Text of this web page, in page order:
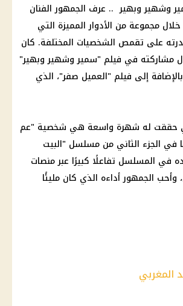
وشهير وبهير .. عرف الجمهور الفنان
مجموعة من الأدوار المميزة التي
على تقمص الشخصيات المختلفة. كان
مشاركته في فيلم "سمير وشهير وبهير"
بالإضافة إلى فيلم "العميل صفر"، الذي
حققت له شهرة واسعة هي شخصية "عم
الجزء الثاني من مسلسل "البيت
في المسلسل تفاعلًا كبيرًا عبر منصات
، وأحب الجمهور أداءه الذي كان مليئًا
المغربي